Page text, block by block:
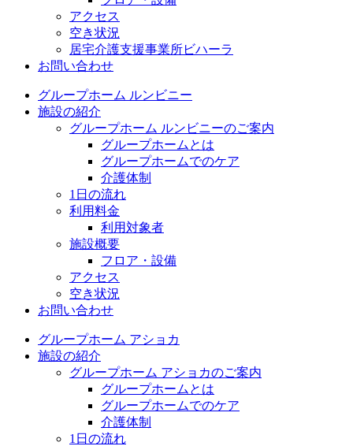
アクセス
空き状況
居宅介護支援事業所ビハーラ
お問い合わせ
グループホーム ルンビニー
施設の紹介
グループホーム ルンビニーのご案内
グループホームとは
グループホームでのケア
介護体制
1日の流れ
利用料金
利用対象者
施設概要
フロア・設備
アクセス
空き状況
お問い合わせ
グループホーム アショカ
施設の紹介
グループホーム アショカのご案内
グループホームとは
グループホームでのケア
介護体制
1日の流れ